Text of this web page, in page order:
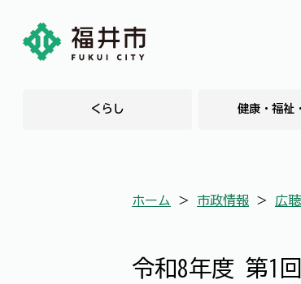
くらし 健康・福祉
ホーム ＞ 市政情報 ＞ 広聴
令和8年度 第1